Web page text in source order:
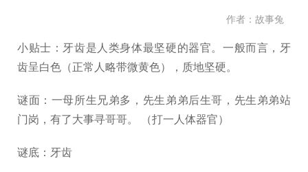
作者：故事兔
小贴士：牙齿是人类身体最坚硬的器官。一般而言，牙
齿呈白色（正常人略带微黄色），质地坚硬。
谜面：一母所生兄弟多，先生弟弟后生哥，先生弟弟站
门岗，有了大事寻哥哥。 （打一人体器官）
谜底：牙齿